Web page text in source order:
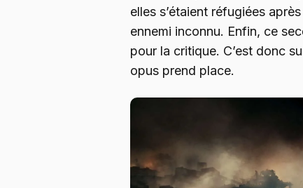
elles s’étaient réfugiées
ennemi inconnu. Enfin, ce
pour la critique. C’est donc
opus prend place.